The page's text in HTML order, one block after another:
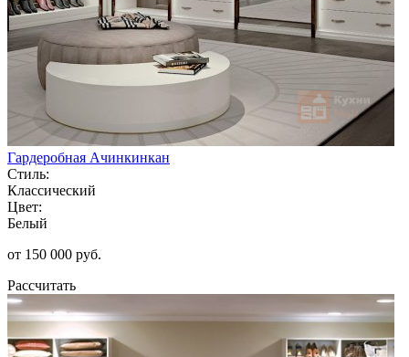
Гардеробная Ачинкинкан
Стиль:
Классический
Цвет:
Белый
от 150 000 руб.
Рассчитать